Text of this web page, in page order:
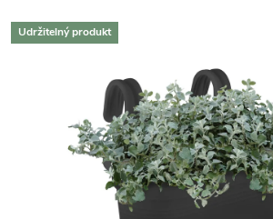
Udržitelný produkt